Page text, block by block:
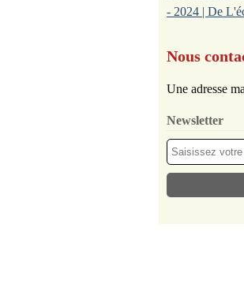
- 2024 | De
Nous
Une adresse
Newsletter